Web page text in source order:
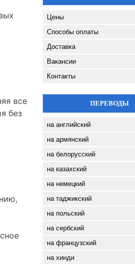
все
без
Цены
Способы оплаты
Доставка
Вакансии
Контакты
ПЕРЕВОДЫ
на английский
на армянский
на белорусский
на казахский
на немецкий
на таджикский
на польский
на сербский
на французский
на хинди